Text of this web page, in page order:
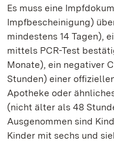
Es muss eine
Impfbescheinigung)
mindestens 14 Tagen),
mittels PCR-Test
Monate), ein negativer
Stunden) einer
Apotheke oder
(nicht älter als 48
Ausgenommen sind
Kinder mit sechs und